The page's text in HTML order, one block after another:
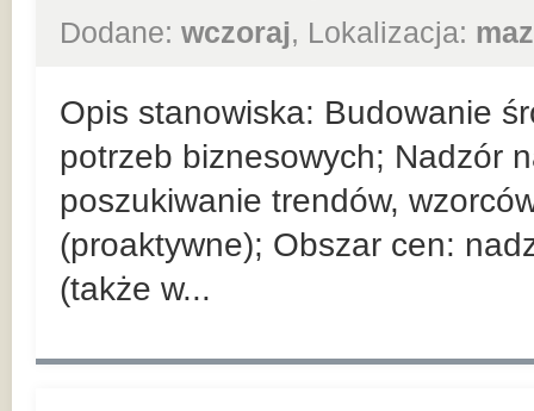
Dodane: wczoraj, Lokalizacja:
Opis stanowiska: Budowanie
potrzeb biznesowych; Nadzór
poszukiwanie trendów,
(proaktywne); Obszar cen:
(także w...